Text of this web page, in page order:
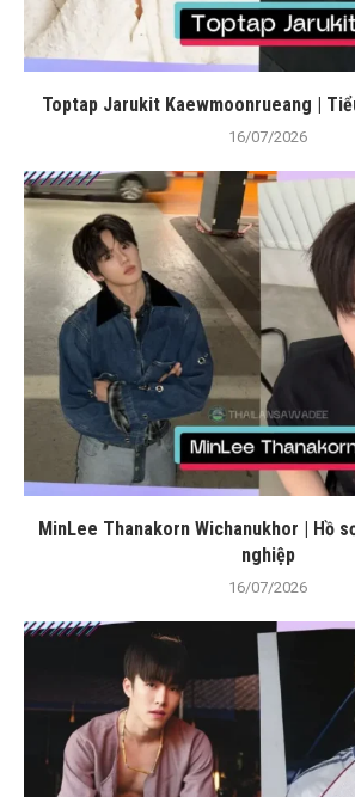
Toptap Jarukit Kaewmoonrueang |
16/07/2026
MinLee Thanakorn Wichanukhor | Hồ
nghiệp
16/07/2026